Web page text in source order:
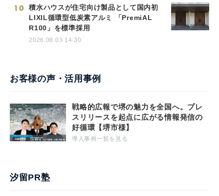
10
積水ハウスが住宅向け製品として国内初
LIXIL循環型低炭素アルミ 「PremiAL
R100」を標準採用
2026.08.03 14:30
お客様の声・活用事例
戦略的広報で堺の魅力を全国へ。プレ
スリリースを起点に広がる情報発信の
好循環【堺市様】
導入事例一覧を見る
汐留PR塾